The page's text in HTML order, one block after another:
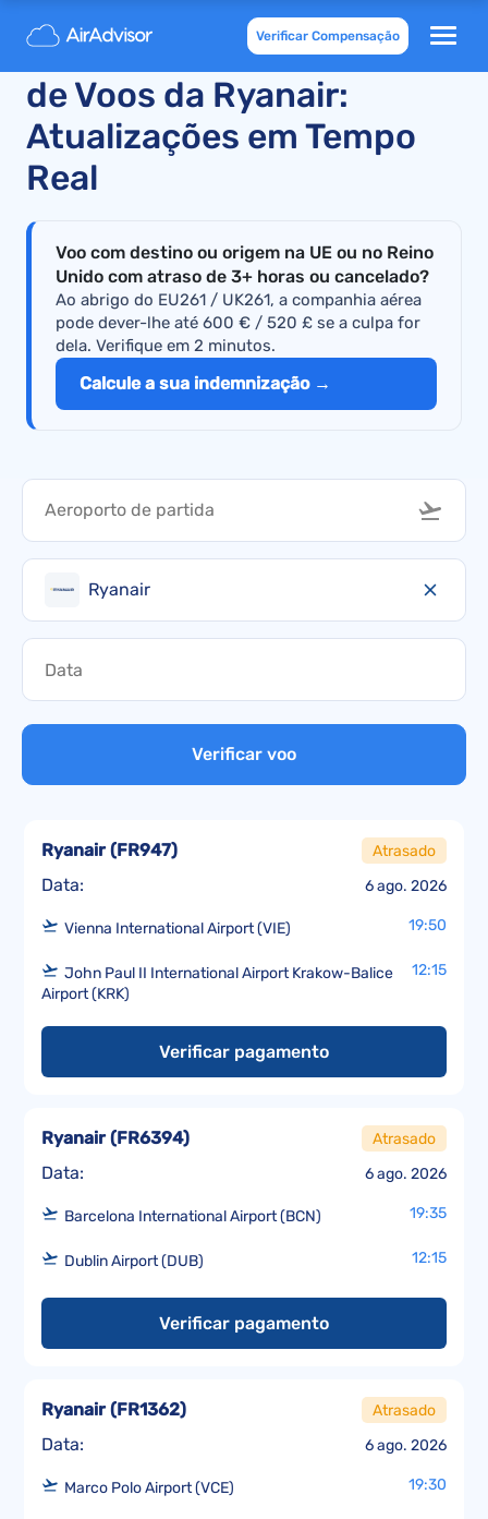
Verificar Compensação
Atrasos e Cancelamentos
de Voos da Ryanair:
Atualizações em Tempo
Real
Voo com destino ou origem na UE ou no Reino
Unido com atraso de 3+ horas ou cancelado?
Ao abrigo do EU261 / UK261, a companhia aérea
pode dever-lhe até 600 € / 520 £ se a culpa for
dela. Verifique em 2 minutos.
Calcule a sua indemnização →
Ryanair
Verificar voo
Data: 6 ago. 2026
Ryanair(FR947) Atrasado
Vienna International Airport (VIE) 19:50
John Paul II International Airport Krakow-Balice
Airport (KRK)
12:15
Verificar pagamento
Data: 6 ago. 2026
Ryanair(FR6394) Atrasado
Barcelona International Airport (BCN) 19:35
Dublin Airport (DUB) 12:15
Verificar pagamento
Data: 6 ago. 2026
Ryanair(FR1362) Atrasado
Marco Polo Airport (VCE) 19:30